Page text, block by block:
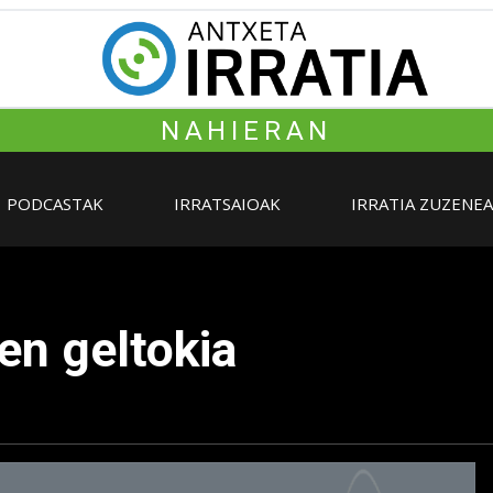
NAHIERAN
PODCASTAK IRRATSAIOAK IRRATIA
geltokia